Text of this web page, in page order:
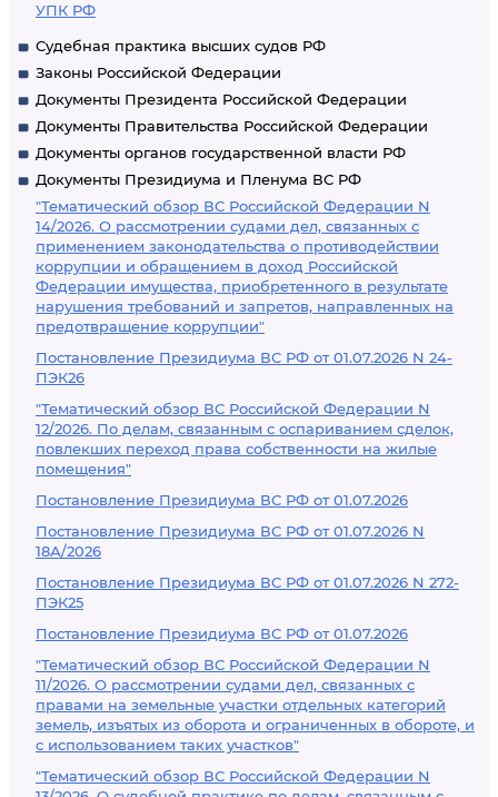
УПК РФ
Судебная практика высших судов РФ
Законы Российской Федерации
Документы Президента Российской Федерации
Документы Правительства Российской Федерации
Документы органов государственной власти РФ
Документы Президиума и Пленума ВС РФ
"Тематический обзор ВС Российской Федерации N
14/2026. О рассмотрении судами дел, связанных с
применением законодательства о противодействии
коррупции и обращением в доход Российской
Федерации имущества, приобретенного в результате
нарушения требований и запретов, направленных на
предотвращение коррупции"
Постановление Президиума ВС РФ от 01.07.2026 N 24-
ПЭК26
"Тематический обзор ВС Российской Федерации N
12/2026. По делам, связанным с оспариванием сделок,
повлекших переход права собственности на жилые
помещения"
Постановление Президиума ВС РФ от 01.07.2026
Постановление Президиума ВС РФ от 01.07.2026 N
18А/2026
Постановление Президиума ВС РФ от 01.07.2026 N 272-
ПЭК25
Постановление Президиума ВС РФ от 01.07.2026
"Тематический обзор ВС Российской Федерации N
11/2026. О рассмотрении судами дел, связанных с
правами на земельные участки отдельных категорий
земель, изъятых из оборота и ограниченных в обороте, и
с использованием таких участков"
"Тематический обзор ВС Российской Федерации N